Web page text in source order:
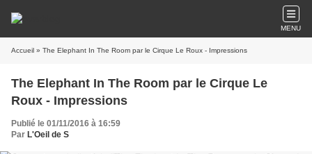
MENU
Accueil » The Elephant In The Room par le Cirque Le Roux - Impressions
The Elephant In The Room par le Cirque Le
Roux - Impressions
Publié le 01/11/2016 à 16:59
Par L'Oeil de S